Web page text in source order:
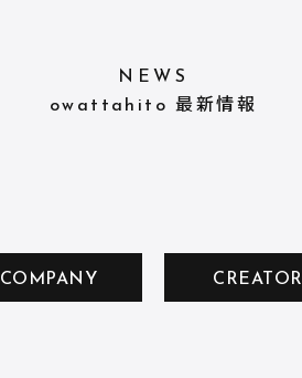
NEWS
owattahito 最新情報
COMPANY CREATOR